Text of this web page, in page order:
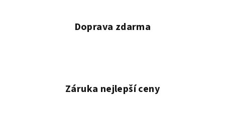
Doprava zdarma
Záruka nejlepší ceny